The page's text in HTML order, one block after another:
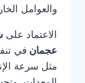
والعوامل
الاعتماد على
عجمان في
مثل سرعة